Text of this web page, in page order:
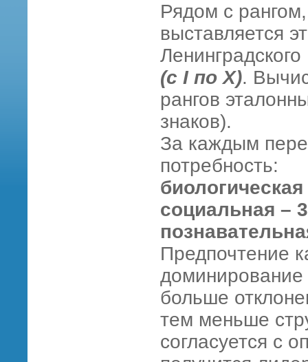
Рядом с
выставляется
(с I по X).
рангов
знаков).
За каждым
потребность:
социальная –
Предпочтение
доминирование
больше
тем меньше
согласуется с